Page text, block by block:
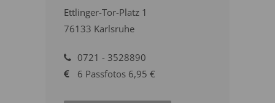
Ettlinger-Tor-Platz 1
76133 Karlsruhe
0721 - 3528890
6 Passfotos 6,95 €